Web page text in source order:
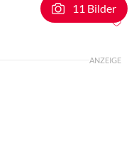
11 Bilder
ANZEIGE